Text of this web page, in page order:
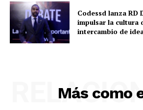
Codessd lanza RD
impulsar la cultura
intercambio de
Más como